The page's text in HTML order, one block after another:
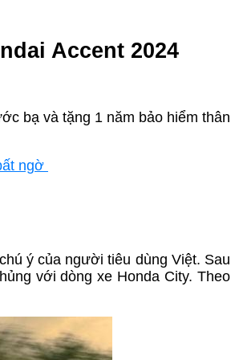
Accent 2024
bạ và tặng 1 năm bảo hiểm thân
ngờ
ý của người tiêu dùng Việt. Sau
với dòng xe Honda City. Theo